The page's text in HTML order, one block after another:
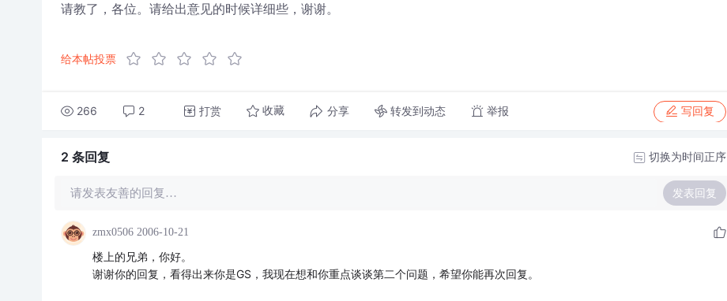
请教了，各位。请给出意见的时候详细些，谢谢。
给本帖投票
266 2 打赏 收藏 分享 转发到动态 举报 写回复
2 条回复 切换为时间正序
请发表友善的回复… 发表回复
zmx0506 2006-10-21
楼上的兄弟，你好。
谢谢你的回复，看得出来你是GS，我现在想和你重点谈谈第二个问题，希望你能再次回复。